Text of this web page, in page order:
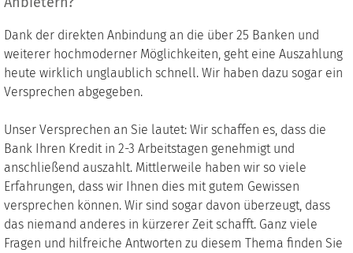
Dank der direkten Anbindung an die über 25 Banken und
weiterer hochmoderner Möglichkeiten, geht eine Auszahlung
heute wirklich unglaublich schnell. Wir haben dazu sogar ein
Versprechen abgegeben.
Unser Versprechen an Sie lautet: Wir schaffen es, dass die
Bank Ihren Kredit in 2-3 Arbeitstagen genehmigt und
anschließend auszahlt. Mittlerweile haben wir so viele
Erfahrungen, dass wir Ihnen dies mit gutem Gewissen
versprechen können. Wir sind sogar davon überzeugt, dass
das niemand anderes in kürzerer Zeit schafft. Ganz viele
Fragen und hilfreiche Antworten zu diesem Thema finden Sie